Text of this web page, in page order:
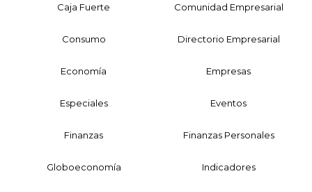
Caja Fuerte Comunidad Empresarial
Consumo Directorio Empresarial
Economía Empresas
Especiales Eventos
Finanzas Finanzas Personales
Globoeconomía Indicadores